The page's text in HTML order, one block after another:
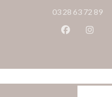
03 28 63 72 89
Facebook